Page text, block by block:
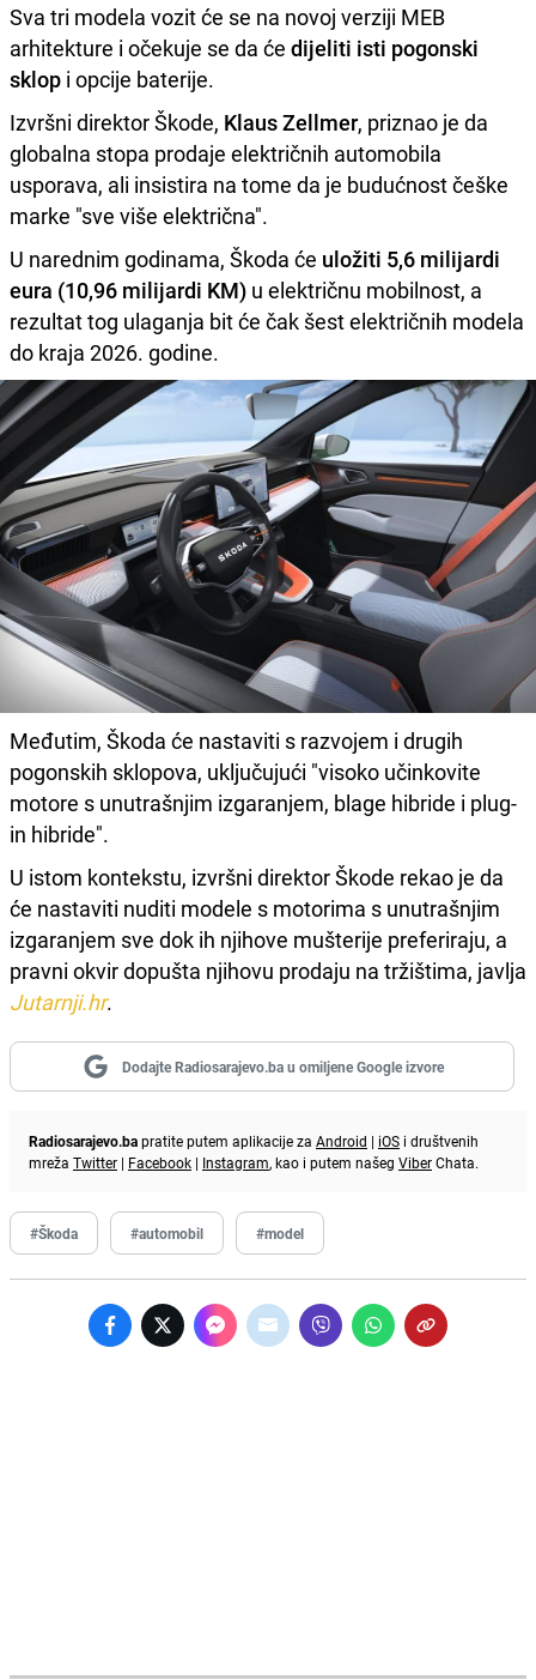
Sva tri modela vozit će se na novoj verziji MEB
arhitekture i očekuje se da će dijeliti isti pogonski
sklop i opcije baterije.
Izvršni direktor Škode, Klaus Zellmer, priznao je da
globalna stopa prodaje električnih automobila
usporava, ali insistira na tome da je budućnost češke
marke "sve više električna".
U narednim godinama, Škoda će uložiti 5,6 milijardi
eura (10,96 milijardi KM) u električnu mobilnost, a
rezultat tog ulaganja bit će čak šest električnih modela
do kraja 2026. godine.
Međutim, Škoda će nastaviti s razvojem i drugih
pogonskih sklopova, uključujući "visoko učinkovite
motore s unutrašnjim izgaranjem, blage hibride i plug-
in hibride".
U istom kontekstu, izvršni direktor Škode rekao je da
će nastaviti nuditi modele s motorima s unutrašnjim
izgaranjem sve dok ih njihove mušterije preferiraju, a
pravni okvir dopušta njihovu prodaju na tržištima, javlja
Jutarnji.hr.
Dodajte Radiosarajevo.ba u omiljene Google izvore
Radiosarajevo.bapratite putem aplikacije za Android | iOS i društvenih
mreža Twitter | Facebook | Instagram, kao i putem našeg ViberChata.
#Škoda #automobil #model